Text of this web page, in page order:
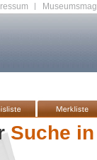
|
Suche